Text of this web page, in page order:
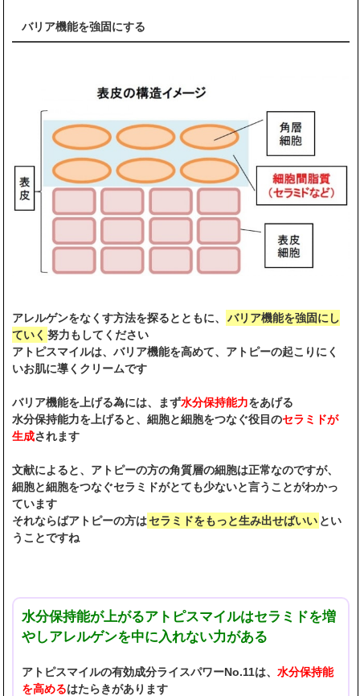
バリア機能を強固にする
アレルゲンをなくす方法を探るとともに、
バリア機能を強固にし
ていく 努力もしてください
アトピスマイルは、バリア機能を高めて、アトピーの起こりにく
いお肌に導くクリームです
バリア機能を上げる為には、まず水分保持能力をあげる
水分保持能力を上げると、細胞と細胞をつなぐ役目のセラミドが
生成されます
文献によると、アトピーの方の角質層の細胞は正常なのですが、
細胞と細胞をつなぐセラミドがとても少ないと言うことがわかっ
ています
それならばアトピーの方はセラミドをもっと生み出せばいい とい
うことですね
水分保持能が上がるアトピスマイルはセラミドを増
やしアレルゲンを中に入れない力がある
アトピスマイルの有効成分ライスパワーNo.11は、水分保持能
を高めるはたらきがあります